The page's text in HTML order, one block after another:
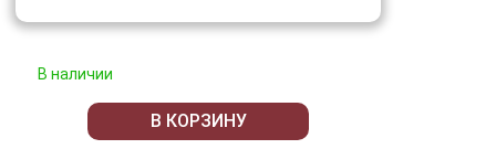
В наличии
В КОРЗИНУ